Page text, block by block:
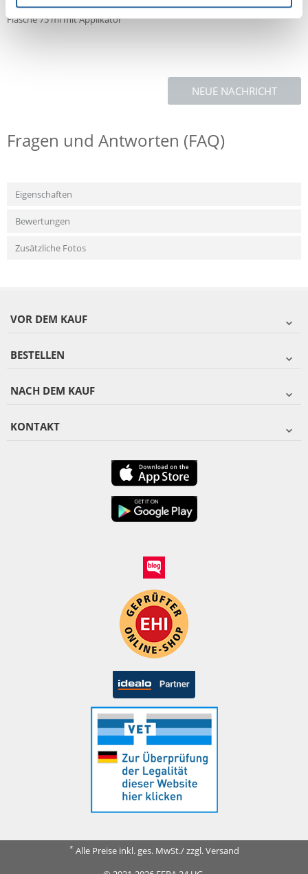
Verpackung
Flasche 75 ml mit Applikator
NEUE NACHRICHT
Fragen und Antworten (FAQ)
Eigenschaften
Bewertungen
Zusätzliche Fotos
VOR DEM KAUF
BESTELLEN
NACH DEM KAUF
KONTAKT
* Alle Preise inkl. ges. MwSt./ zzgl. Versand